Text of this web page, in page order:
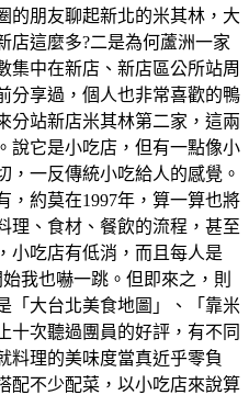
的朋友聊起新北的米其林，大
店這麼多?二是為何蘆洲一家
集中在新店、新店區公所站周
分享過，個人也非常喜歡的鴨
分站新店米其林第二家，這兩
說它是小吃店，但有一點像小
，一反傳統小吃給人的感覺。
，約莫在1997年，算一算也將
理、食材、餐飲的流程，甚至
小吃店有低消，而且每人是
我也嚇一跳。但即來之，則
「大台北美食地圖」、「靠米
十次聽過團員的好評，有不同
料理的美味度當真近乎零負
配不少配菜，以小吃店來說算